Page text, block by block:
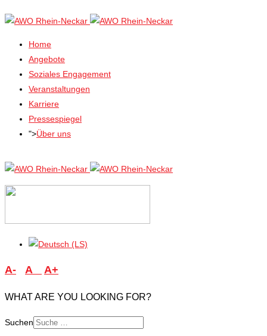
Home
Angebote
Soziales Engagement
Veranstaltungen
Karriere
Pressespiegel
">Über uns
A- A A+
WHAT ARE YOU LOOKING FOR?
Suchen